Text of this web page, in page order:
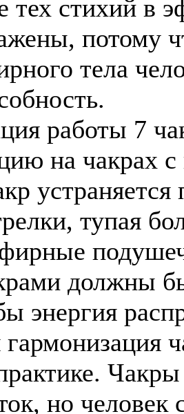
стихий в
потому
тела
работы 7
на чакрах
тупая
должны
энергия
гармонизация
но человек